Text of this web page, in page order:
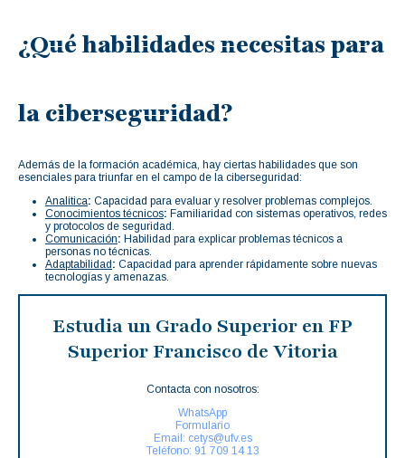
¿Qué habilidades necesitas para
la ciberseguridad?
Además de la formación académica, hay ciertas habilidades que son
esenciales para triunfar en el campo de la ciberseguridad:
Analítica: Capacidad para evaluar y resolver problemas complejos.
Conocimientos técnicos: Familiaridad con sistemas operativos, redes
y protocolos de seguridad.
Comunicación: Habilidad para explicar problemas técnicos a
personas no técnicas.
Adaptabilidad : Capacidad para aprender rápidamente sobre nuevas
tecnologías y amenazas.
Estudia un Grado Superior en FP
Superior Francisco de Vitoria
Contacta con nosotros:
WhatsApp
Formulario
Email: cetys@ufv.es
Teléfono: 91 709 14 13